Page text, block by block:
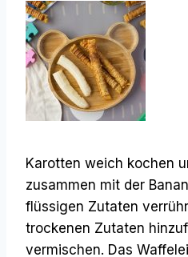
Karotten weich kochen
zusammen mit der
flüssigen Zutaten
trockenen Zutaten
vermischen. Das